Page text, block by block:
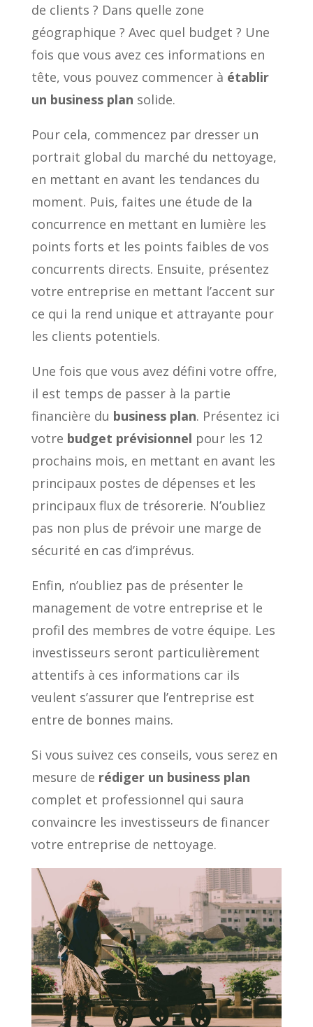
de clients ? Dans quelle zone
géographique ? Avec quel budget ? Une
fois que vous avez ces informations en
tête, vous pouvez commencer à établir
un business plan solide.
Pour cela, commencez par dresser un
portrait global du marché du nettoyage,
en mettant en avant les tendances du
moment. Puis, faites une étude de la
concurrence en mettant en lumière les
points forts et les points faibles de vos
concurrents directs. Ensuite, présentez
votre entreprise en mettant l’accent sur
ce qui la rend unique et attrayante pour
les clients potentiels.
Une fois que vous avez défini votre offre,
il est temps de passer à la partie
financière du business plan. Présentez ici
votre budget prévisionnel pour les 12
prochains mois, en mettant en avant les
principaux postes de dépenses et les
principaux flux de trésorerie. N’oubliez
pas non plus de prévoir une marge de
sécurité en cas d’imprévus.
Enfin, n’oubliez pas de présenter le
management de votre entreprise et le
profil des membres de votre équipe. Les
investisseurs seront particulièrement
attentifs à ces informations car ils
veulent s’assurer que l’entreprise est
entre de bonnes mains.
Si vous suivez ces conseils, vous serez en
mesure de rédiger un business plan
complet et professionnel qui saura
convaincre les investisseurs de financer
votre entreprise de nettoyage.